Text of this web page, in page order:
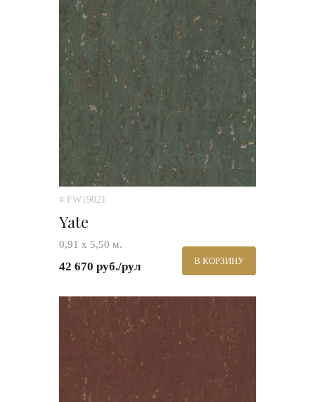
# FW19021
Yate
0,91 х 5,50 м.
42 670 руб./рул В КОРЗИНУ